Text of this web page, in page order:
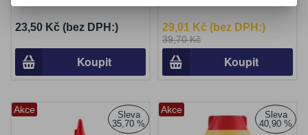
23,50 Kč (bez DPH:)
Koupit
29,01 Kč (bez DPH:)
39,70 Kč
Koupit
Akce
Sleva
35,70 %
Akce
Sleva
40,90 %